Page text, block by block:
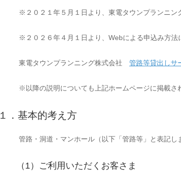
※２０２１年５月１日より、東電タウンプランニン
※２０２６年４月１日より、Webによる申込み方法
東電タウンプランニング株式会社 管路等貸出しサ
※以降の説明についても上記ホームページに掲載さ
１．基本的考え方
管路・洞道・マンホール（以下「管路等」と表記
（1）ご利用いただくお客さま